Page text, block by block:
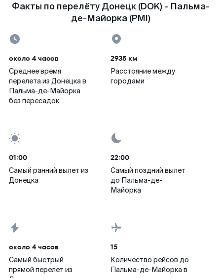
Факты по перелёту Донецк (DOK) - Пальма-
де-Майорка (PMI)
около 4 часов
Среднее время
перелета из Донецка в
Пальма-де-Майорка
без пересадок
2935 км
Расстояние между
городами
01:00
Самый ранний вылет из
Донецка
22:00
Самый поздний вылет
до Пальма-де-
Майорка
около 4 часов
Самый быстрый
прямой перелет из
15
Количество рейсов до
Пальма-де-Майорка в